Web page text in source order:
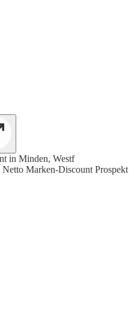
in Minden, Westf
Marken-Discount Prospekt